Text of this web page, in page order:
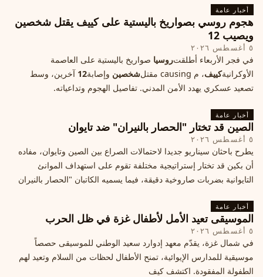
أخبار عامة
هجوم روسي بصواريخ باليستية على كييف يقتل شخصين
ويصيب 12
٥ أغسطس ٢٠٢٦
في فجر الأربعاء أطلقتروسيا صواريخ باليستية على العاصمة
الأوكرانيةكييف، م causing مقتل شخصين وإصابة12 آخرين، وسط
تصعيد عسكري يهدد الأمن المدني. تفاصيل الهجوم وتداعياته.
أخبار عامة
الصين قد تختار "الحصار بالنيران" ضد تايوان
٥ أغسطس ٢٠٢٦
يطرح باحثان سيناريو جديدا لاحتمالات الصراع بين الصين وتايوان، مفاده
أن بكين قد تختار إستراتيجية مختلفة تقوم على استهداف الموانئ
التايوانية بضربات صاروخية دقيقة، فيما يسميه الكاتبان "الحصار بالنيران
أخبار عامة
الموسيقى تعيد الأمل لأطفال غزة في ظل الحرب
٥ أغسطس ٢٠٢٦
في شمال غزة، يقدّم معهد إدوارد سعيد الوطني للموسيقى حصصاً
موسيقية للمدارس الإيوائية، تمنح الأطفال لحظات من السلام وتعيد لهم
الطفولة المفقودة. اكتشف كيف